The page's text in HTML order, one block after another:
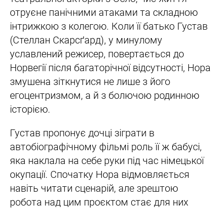
отруєне панічними атаками та складною
інтрижкою з колегою. Коли її батько Густав
(Стеллан Скарсґард), у минулому
уславлений режисер, повертається до
Норвегії після багаторічної відсутності, Нора
змушена зіткнутися не лише з його
егоцентризмом, а й з болючою родинною
історією.
Густав пропонує дочці зіграти в
автобіографічному фільмі роль її ж бабусі,
яка наклала на себе руки під час німецької
окупації. Спочатку Нора відмовляється
навіть читати сценарій, але зрештою
робота над цим проєктом стає для них